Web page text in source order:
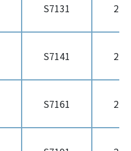
S7131
S7141
S7161